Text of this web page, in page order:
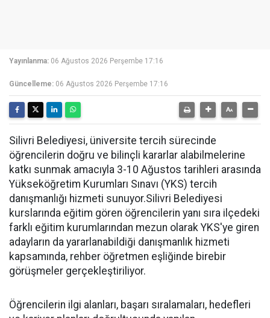
Yayınlanma: 06 Ağustos 2026 Perşembe 17:16
Güncelleme: 06 Ağustos 2026 Perşembe 17:16
Silivri Belediyesi, üniversite tercih sürecinde
öğrencilerin doğru ve bilinçli kararlar alabilmelerine
katkı sunmak amacıyla 3-10 Ağustos tarihleri arasında
Yükseköğretim Kurumları Sınavı (YKS) tercih
danışmanlığı hizmeti sunuyor.Silivri Belediyesi
kurslarında eğitim gören öğrencilerin yanı sıra ilçedeki
farklı eğitim kurumlarından mezun olarak YKS'ye giren
adayların da yararlanabildiği danışmanlık hizmeti
kapsamında, rehber öğretmen eşliğinde birebir
görüşmeler gerçekleştiriliyor.
Öğrencilerin ilgi alanları, başarı sıralamaları, hedefleri